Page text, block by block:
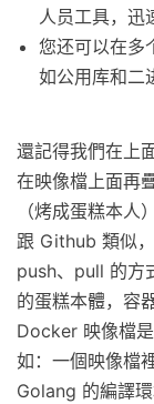
人员工具，迅
您还可以在多
如公用库和二
還記得我們在上
在映像檔上面再
（烤成蛋糕本
跟 Github 類似
push、pull 的方
的蛋糕本體，容
Docker 映像檔
如：一個映像檔
Golang 的編譯